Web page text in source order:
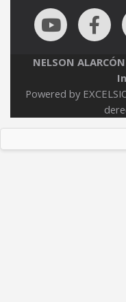
NELSON
Powered by